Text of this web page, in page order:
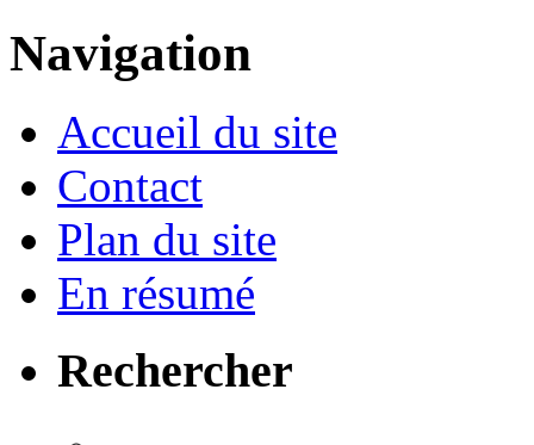
Navigation
Accueil du site
Contact
Plan du site
En résumé
Rechercher